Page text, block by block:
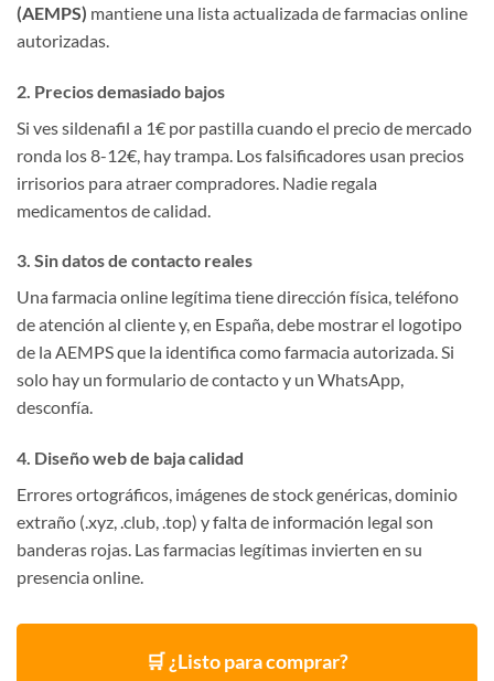
(AEMPS) mantiene una lista actualizada de farmacias online
autorizadas.
2. Precios demasiado bajos
Si ves sildenafil a 1€ por pastilla cuando el precio de mercado
ronda los 8-12€, hay trampa. Los falsificadores usan precios
irrisorios para atraer compradores. Nadie regala
medicamentos de calidad.
3. Sin datos de contacto reales
Una farmacia online legítima tiene dirección física, teléfono
de atención al cliente y, en España, debe mostrar el logotipo
de la AEMPS que la identifica como farmacia autorizada. Si
solo hay un formulario de contacto y un WhatsApp,
desconfía.
4. Diseño web de baja calidad
Errores ortográficos, imágenes de stock genéricas, dominio
extraño (.xyz, .club, .top) y falta de información legal son
banderas rojas. Las farmacias legítimas invierten en su
presencia online.
🛒 ¿Listo para comprar?